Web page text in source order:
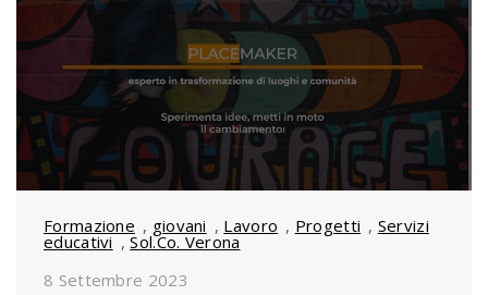
Formazione , giovani , Lavoro , Progetti , Servizi
educativi ,Sol.Co. Verona
8 Settembre 2023